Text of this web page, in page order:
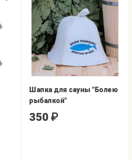
Шапка для сауны "Болею
рыбалкой"
350 ₽